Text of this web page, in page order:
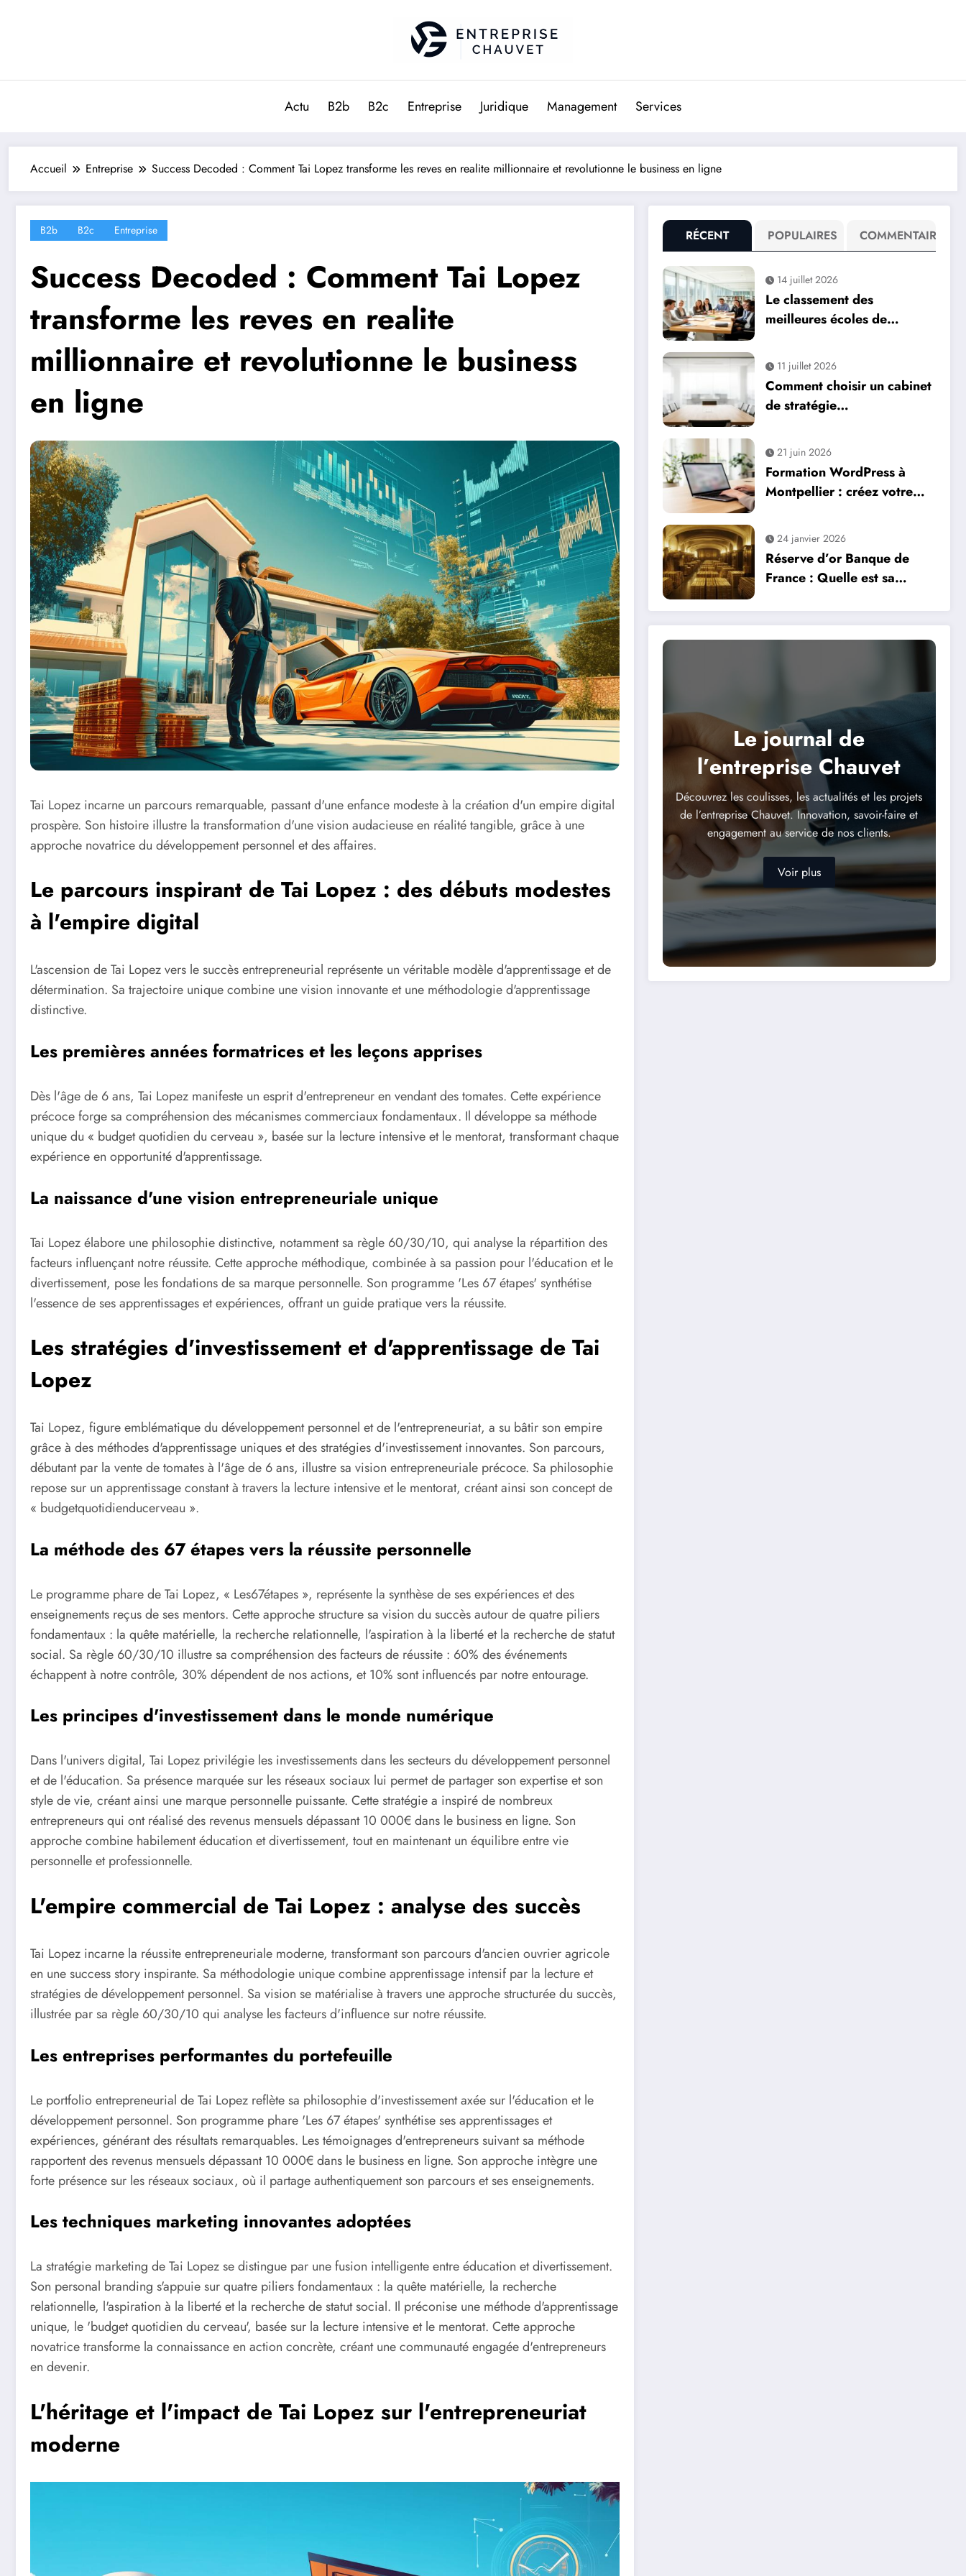
Actu B2b B2c Entreprise Juridique Management Services
Accueil Entreprise Success Decoded : Comment Tai Lopez transforme les reves en realite millionnaire et revolutionne le business en ligne
B2b B2c Entreprise
Success Decoded : Comment Tai Lopez
transforme les reves en realite
millionnaire et revolutionne le business
en ligne
Tai Lopez incarne un parcours remarquable, passant d'une enfance modeste à la création d'un empire digital
prospère. Son histoire illustre la transformation d'une vision audacieuse en réalité tangible, grâce à une
approche novatrice du développement personnel et des affaires.
Le parcours inspirant de Tai Lopez : des débuts modestes
à l'empire digital
L'ascension de Tai Lopez vers le succès entrepreneurial représente un véritable modèle d'apprentissage et de
détermination. Sa trajectoire unique combine une vision innovante et une méthodologie d'apprentissage
distinctive.
Les premières années formatrices et les leçons apprises
Dès l'âge de 6 ans, Tai Lopez manifeste un esprit d'entrepreneur en vendant des tomates. Cette expérience
précoce forge sa compréhension des mécanismes commerciaux fondamentaux. Il développe sa méthode
unique du « budget quotidien du cerveau », basée sur la lecture intensive et le mentorat, transformant chaque
expérience en opportunité d'apprentissage.
La naissance d'une vision entrepreneuriale unique
Tai Lopez élabore une philosophie distinctive, notamment sa règle 60/30/10, qui analyse la répartition des
facteurs influençant notre réussite. Cette approche méthodique, combinée à sa passion pour l'éducation et le
divertissement, pose les fondations de sa marque personnelle. Son programme 'Les 67 étapes' synthétise
l'essence de ses apprentissages et expériences, offrant un guide pratique vers la réussite.
Les stratégies d'investissement et d'apprentissage de Tai
Lopez
Tai Lopez, figure emblématique du développement personnel et de l'entrepreneuriat, a su bâtir son empire
grâce à des méthodes d'apprentissage uniques et des stratégies d'investissement innovantes. Son parcours,
débutant par la vente de tomates à l'âge de 6 ans, illustre sa vision entrepreneuriale précoce. Sa philosophie
repose sur un apprentissage constant à travers la lecture intensive et le mentorat, créant ainsi son concept de
« budgetquotidienducerveau ».
La méthode des 67 étapes vers la réussite personnelle
Le programme phare de Tai Lopez, « Les67étapes », représente la synthèse de ses expériences et des
enseignements reçus de ses mentors. Cette approche structure sa vision du succès autour de quatre piliers
fondamentaux : la quête matérielle, la recherche relationnelle, l'aspiration à la liberté et la recherche de statut
social. Sa règle 60/30/10 illustre sa compréhension des facteurs de réussite : 60% des événements
échappent à notre contrôle, 30% dépendent de nos actions, et 10% sont influencés par notre entourage.
Les principes d'investissement dans le monde numérique
Dans l'univers digital, Tai Lopez privilégie les investissements dans les secteurs du développement personnel
et de l'éducation. Sa présence marquée sur les réseaux sociaux lui permet de partager son expertise et son
style de vie, créant ainsi une marque personnelle puissante. Cette stratégie a inspiré de nombreux
entrepreneurs qui ont réalisé des revenus mensuels dépassant 10 000€ dans le business en ligne. Son
approche combine habilement éducation et divertissement, tout en maintenant un équilibre entre vie
personnelle et professionnelle.
L'empire commercial de Tai Lopez : analyse des succès
Tai Lopez incarne la réussite entrepreneuriale moderne, transformant son parcours d'ancien ouvrier agricole
en une success story inspirante. Sa méthodologie unique combine apprentissage intensif par la lecture et
stratégies de développement personnel. Sa vision se matérialise à travers une approche structurée du succès,
illustrée par sa règle 60/30/10 qui analyse les facteurs d'influence sur notre réussite.
Les entreprises performantes du portefeuille
Le portfolio entrepreneurial de Tai Lopez reflète sa philosophie d'investissement axée sur l'éducation et le
développement personnel. Son programme phare 'Les 67 étapes' synthétise ses apprentissages et
expériences, générant des résultats remarquables. Les témoignages d'entrepreneurs suivant sa méthode
rapportent des revenus mensuels dépassant 10 000€ dans le business en ligne. Son approche intègre une
forte présence sur les réseaux sociaux, où il partage authentiquement son parcours et ses enseignements.
Les techniques marketing innovantes adoptées
La stratégie marketing de Tai Lopez se distingue par une fusion intelligente entre éducation et divertissement.
Son personal branding s'appuie sur quatre piliers fondamentaux : la quête matérielle, la recherche
relationnelle, l'aspiration à la liberté et la recherche de statut social. Il préconise une méthode d'apprentissage
unique, le 'budget quotidien du cerveau', basée sur la lecture intensive et le mentorat. Cette approche
novatrice transforme la connaissance en action concrète, créant une communauté engagée d'entrepreneurs
en devenir.
L'héritage et l'impact de Tai Lopez sur l'entrepreneuriat
moderne
RÉCENT POPULAIRES COMMENTAIRE
14 juillet 2026
Le classement des
meilleures écoles de
professeur Thimonnier :
comment financer vos
études en marketing et
publicité
11 juillet 2026
Comment choisir un cabinet
de stratégie
optimiser votre patrimoine
21 juin 2026
Formation WordPress à
Montpellier : créez votre
24 janvier 2026
Réserve d’or Banque de
France : Quelle est sa
mesures de protection ?
Le journal de
l’entreprise Chauvet
Découvrez les coulisses, les actualités et les projets
de l’entreprise Chauvet. Innovation, savoir-faire et
engagement au service de nos clients.
Voir plus